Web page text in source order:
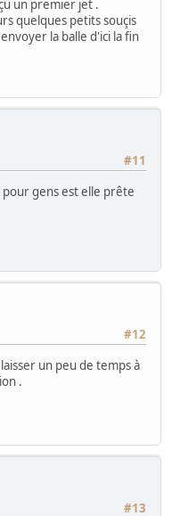
un premier jet .
quelques petits souçis
la balle d'ici la fin
#11
gens est elle prête
#12
un peu de temps à
.
#13